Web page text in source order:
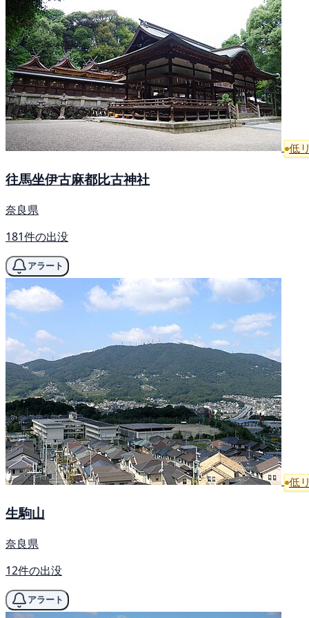
低
往馬坐伊古麻都比古神社
奈良県
181件の出没
アラート
低
生駒山
奈良県
12件の出没
アラート